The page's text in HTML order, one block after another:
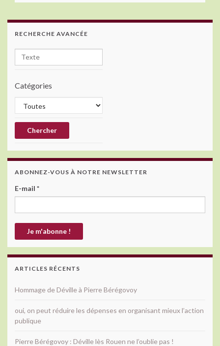
RECHERCHE AVANCÉE
Catégories
ABONNEZ-VOUS À NOTRE NEWSLETTER
E-mail *
ARTICLES RÉCENTS
Hommage de Déville à Pierre Bérégovoy
oui, on peut réduire les dépenses en organisant mieux l’action
publique
Pierre Bérégovoy : Déville lès Rouen ne l’oublie pas !